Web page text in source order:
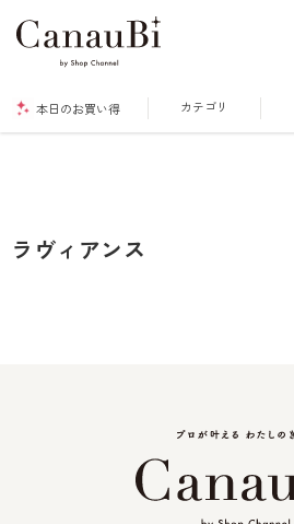
本日のお買い得 カテゴリ
ラヴィアンス